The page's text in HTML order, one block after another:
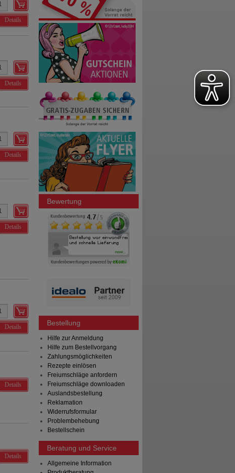
Details
Details
Details
Details
Details
Details
Details
Bewertung
Bestellung
Hilfe zur Anmeldung
Hilfe zum Bestellvorgang
Zahlungsmöglichkeiten
Rezepte einlösen
Freiumschläge anfordern
Freiumschläge downloaden
Auslandsbestellung
Reklamation
Widerrufsformular
Problembehebung
Bestellschein
Beratung und Service
Allgemeine Information